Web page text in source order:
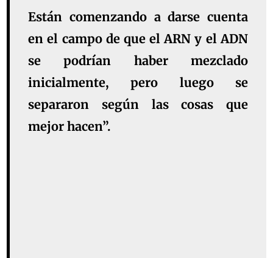
Están comenzando a darse cuenta
en el campo de que el ARN y el ADN
se podrían haber mezclado
inicialmente, pero luego se
separaron según las cosas que
mejor hacen”.